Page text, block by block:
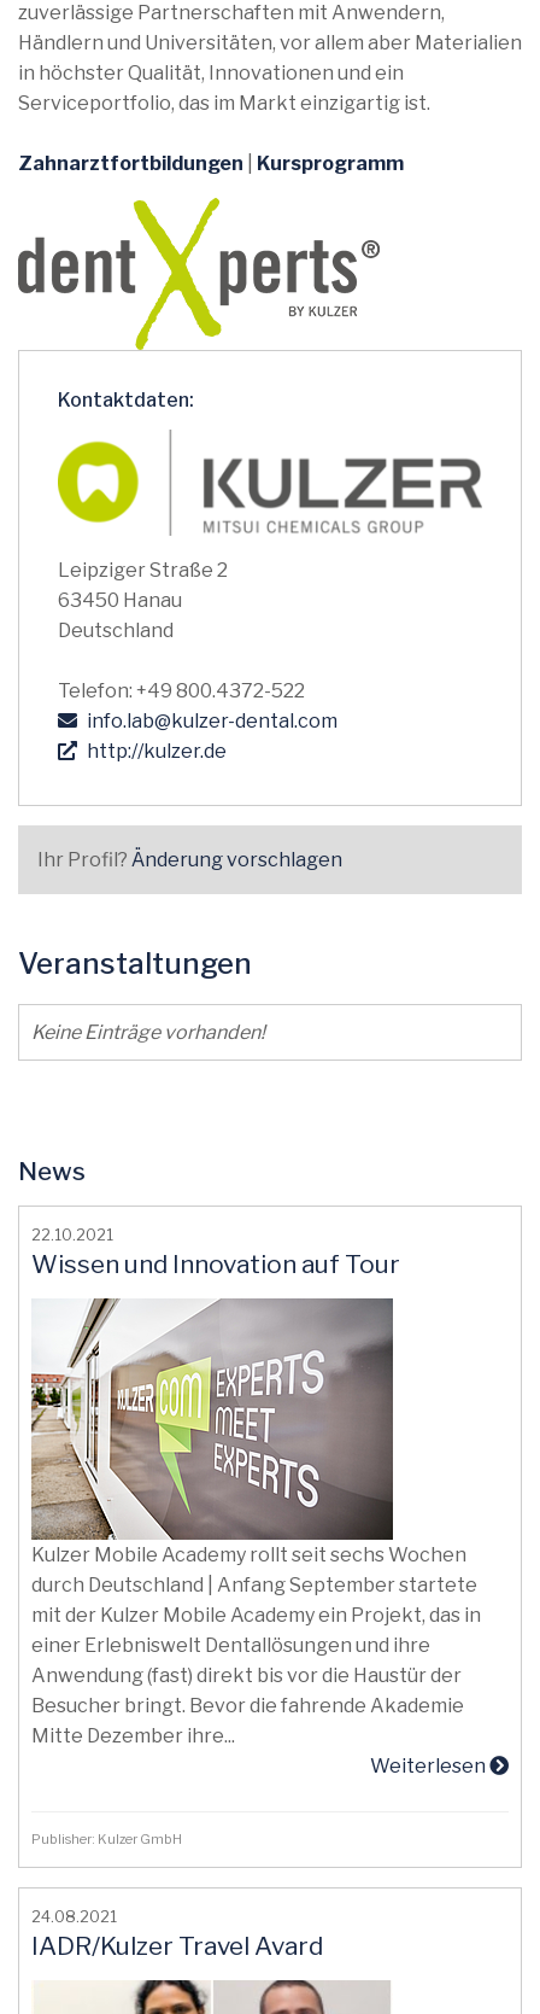
zuverlässige Partnerschaften mit Anwendern,
Händlern und Universitäten, vor allem aber Materialien
in höchster Qualität, Innovationen und ein
Serviceportfolio, das im Markt einzigartig ist.
Zahnarztfortbildungen Kursprogramm
Kontaktdaten:
Leipziger Straße 2
63450 Hanau
Deutschland
Telefon: +49 800.4372-522
info.lab@kulzer-dental.com
http://kulzer.de
Ihr Profil? Änderung vorschlagen
Veranstaltungen
Keine Einträge vorhanden!
News
22.10.2021
Wissen und Innovation auf Tour
Kulzer Mobile Academy rollt seit sechs Wochen
durch Deutschland | Anfang September startete
mit der Kulzer Mobile Academy ein Projekt, das in
einer Erlebniswelt Dentallösungen und ihre
Anwendung (fast) direkt bis vor die Haustür der
Besucher bringt. Bevor die fahrende Akademie
Mitte Dezember ihre...
Weiterlesen
Publisher: Kulzer GmbH
24.08.2021
IADR/Kulzer Travel Avard